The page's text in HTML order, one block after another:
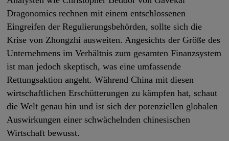
Dragonomics rechnen mit einem entschlossenen
Eingreifen der Regulierungsbehörden, sollte sich die
Krise von Zhongzhi ausweiten. Angesichts der Größe des
Unternehmens im Verhältnis zum gesamten Finanzsystem
ist man jedoch skeptisch, was eine umfassende
Rettungsaktion angeht. Während China mit diesen
wirtschaftlichen Erschütterungen zu kämpfen hat, schaut
die Welt genau hin und ist sich der potenziellen globalen
Auswirkungen einer schwächelnden chinesischen
Wirtschaft bewusst.